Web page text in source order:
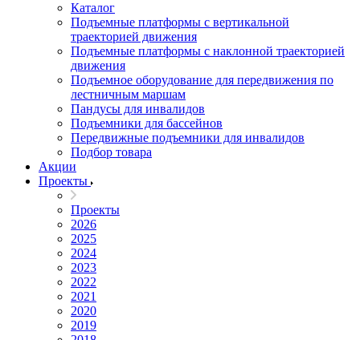
Каталог
Подъемные платформы с вертикальной
траекторией движения
Подъемные платформы с наклонной траекторией
движения
Подъемное оборудование для передвижения по
лестничным маршам
Пандусы для инвалидов
Подъемники для бассейнов
Передвижные подъемники для инвалидов
Подбор товара
Акции
Проекты
Проекты
2026
2025
2024
2023
2022
2021
2020
2019